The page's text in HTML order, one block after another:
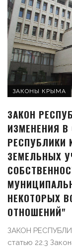
ЗАКОНЫ КРЫМА
ЗАКОН
ИЗМЕНЕНИЯ В
РЕСПУБЛИКИ
ЗЕМЕЛЬНЫХ
НЕКОТОРЫХ
ОТНОШЕНИЙ"
ЗАКОН
статью 22.3